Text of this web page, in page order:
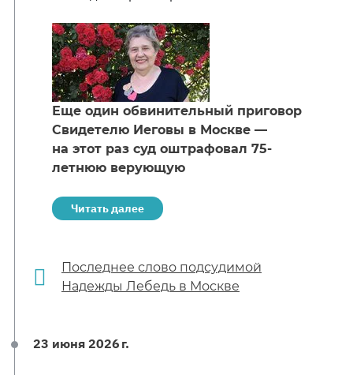
Еще один обвинительный приговор
Свидетелю Иеговы в Москве —
на этот раз суд оштрафовал 75-
летнюю верующую
Читать далее
Последнее слово подсудимой
Надежды Лебедь в Москве
23 июня 2026 г.